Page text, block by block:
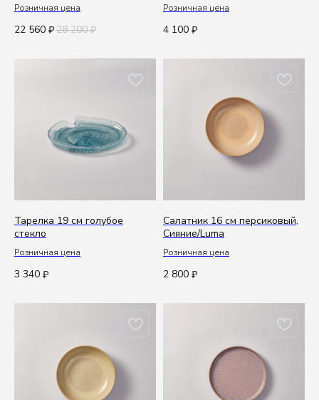
Розничная цена
22 560 ₽28 200 ₽
Розничная цена
4 100 ₽
Тарелка 19 см голубое
стекло
Розничная цена
3 340 ₽
Салатник 16 см персиковый,
Сияние/Luma
Розничная цена
2 800 ₽